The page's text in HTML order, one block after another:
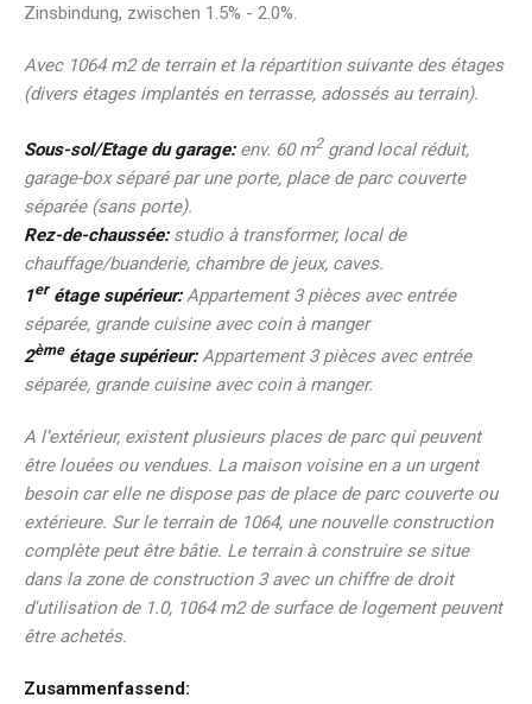
Zinsbindung, zwischen 1.5% - 2.0%.
Avec 1064 m2 de terrain et la répartition suivante des étages
(divers étages implantés en terrasse, adossés au terrain).
Sous-sol/Etage du garage:env. 60 m2grand local réduit,
garage-box séparé par une porte, place de parc couverte
séparée (sans porte).
Rez-de-chaussée:studio à transformer, local de
chauffage/buanderie, chambre de jeux, caves.
1erétage supérieur:Appartement 3 pièces avec entrée
séparée, grande cuisine avec coin à manger
2èmeétage supérieur:Appartement 3 pièces avec entrée
séparée, grande cuisine avec coin à manger.
A l’extérieur, existent plusieurs places de parc qui peuvent
être louées ou vendues. La maison voisine en a un urgent
besoin car elle ne dispose pas de place de parc couverte ou
extérieure. Sur le terrain de 1064, une nouvelle construction
complète peut être bâtie. Le terrain à construire se situe
dans la zone de construction 3 avec un chiffre de droit
d'utilisation de 1.0, 1064 m2 de surface de logement peuvent
être achetés.
Zusammenfassend: